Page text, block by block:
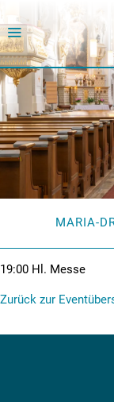
19:00 Hl. Messe
Zurück zur